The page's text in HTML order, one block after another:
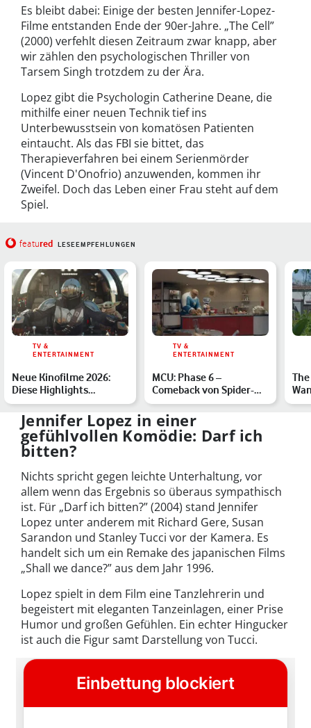
Es bleibt dabei: Einige der besten Jennifer-Lopez-
Filme entstanden Ende der 90er-Jahre. „The Cell”
(2000) verfehlt diesen Zeitraum zwar knapp, aber
wir zählen den psychologischen Thriller von
Tarsem Singh trotzdem zu der Ära.
Lopez gibt die Psychologin Catherine Deane, die
mithilfe einer neuen Technik tief ins
Unterbewusstsein von komatösen Patienten
eintaucht. Als das FBI sie bittet, das
Therapieverfahren bei einem Serienmörder
(Vincent D'Onofrio) anzuwenden, kommen ihr
Zweifel. Doch das Leben einer Frau steht auf dem
Spiel.
featured LESEEMPFEHLUNGEN
TV &
ENTERTAINMENT
Neue Kinofilme 2026:
Diese Highlights
erwarten Dich
TV &
ENTERTAINMENT
MCU: Phase 6 –
Comeback von Spider-
Man und den Avengers
Jennifer Lopez in einer
gefühlvollen Komödie: Darf ich
bitten?
Nichts spricht gegen leichte Unterhaltung, vor
allem wenn das Ergebnis so überaus sympathisch
ist. Für „Darf ich bitten?” (2004) stand Jennifer
Lopez unter anderem mit Richard Gere, Susan
Sarandon und Stanley Tucci vor der Kamera. Es
handelt sich um ein Remake des japanischen Films
„Shall we dance?” aus dem Jahr 1996.
Lopez spielt in dem Film eine Tanzlehrerin und
begeistert mit eleganten Tanzeinlagen, einer Prise
Humor und großen Gefühlen. Ein echter Hingucker
ist auch die Figur samt Darstellung von Tucci.